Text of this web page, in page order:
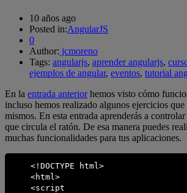
10 años ago
Posted in:AngularJS
0
Author: jcmoreno
Tags: angularjs, aprender angularjs,
ejemplos de angular, eventos, tutorial
En la entrada anterior hemos visto cómo
incluso hemos realizado algunos ejercicios que
mismos. En esta entrada aprenderás a
que circula el ratón. De esa manera puedes
muchas funcionalidades para tus aplicaciones.
<!DOCTYPE html>
<html>
<script